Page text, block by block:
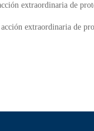
extraordinaria de
extraordinaria de